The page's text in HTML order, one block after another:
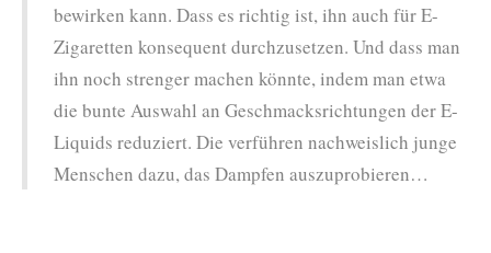
bewirken kann. Dass es richtig ist, ihn auch für E-
Zigaretten konsequent durchzusetzen. Und dass man
ihn noch strenger machen könnte, indem man etwa
die bunte Auswahl an Geschmacksrichtungen der E-
Liquids reduziert. Die verführen nachweislich junge
Menschen dazu, das Dampfen auszuprobieren…